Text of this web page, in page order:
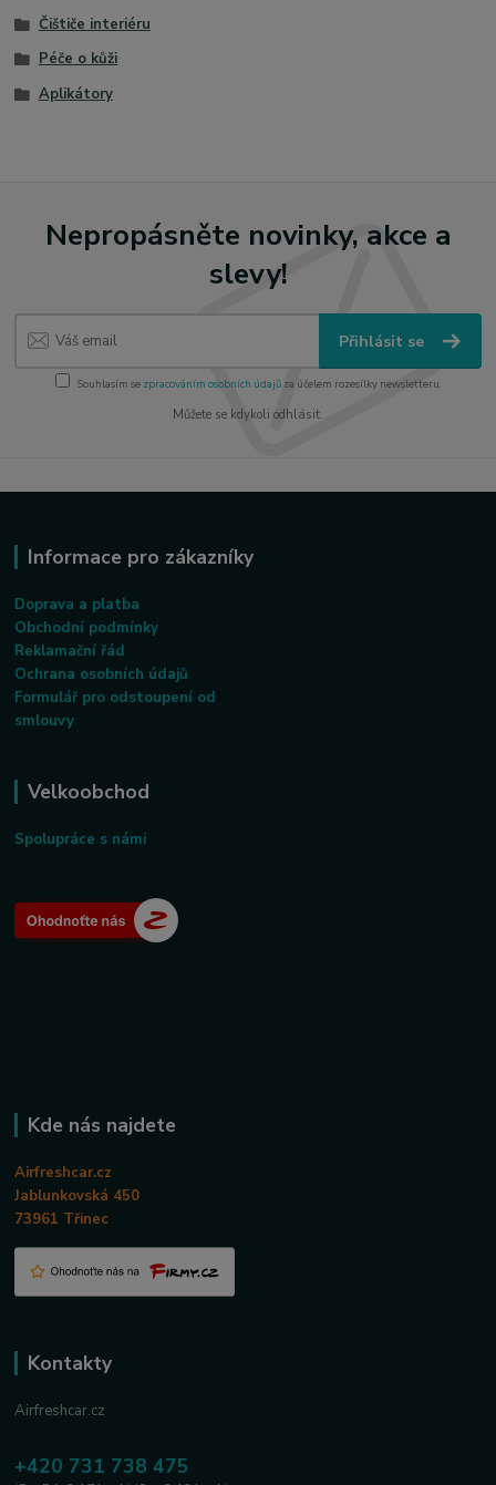
Čištiče interiéru
Péče o kůži
Aplikátory
Nepropásněte novinky, akce a
slevy!
Přihlásit se
Souhlasím se zpracováním osobních údajůza účelem rozesílky newsletteru.
Můžete se kdykoli odhlásit.
Informace pro zákazníky
Doprava a platba
Obchodní podmínky
Reklamační řád
Ochrana osobních údajů
Formulář pro odstoupení od
smlouvy
Velkoobchod
Spolupráce s námi
Kde nás najdete
Airfreshcar.cz
Jablunkovská 450
73961 Třinec
Kontakty
Airfreshcar.cz
+420 731 738 475